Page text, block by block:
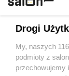
Sport
Drogi
My, naszych
podmioty z
przechowujemy